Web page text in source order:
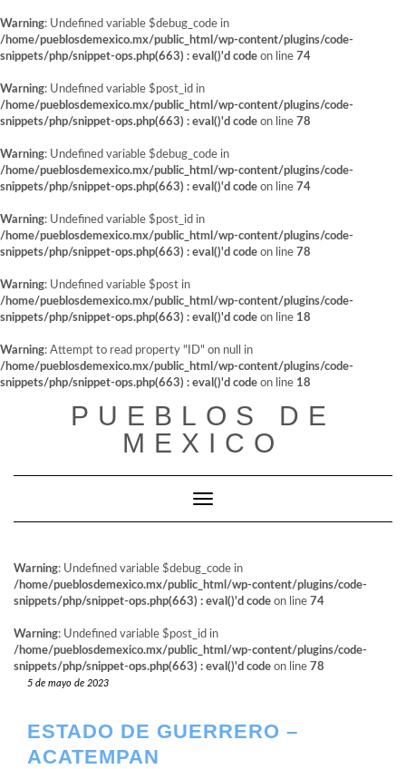
Warning: Undefined variable $debug_code in
/home/pueblosdemexico.mx/public_html/wp-content/plugins/code-
snippets/php/snippet-ops.php(663) : eval()'d code on line 74
Warning: Undefined variable $post_id in
/home/pueblosdemexico.mx/public_html/wp-content/plugins/code-
snippets/php/snippet-ops.php(663) : eval()'d code on line 78
Warning: Undefined variable $debug_code in
/home/pueblosdemexico.mx/public_html/wp-content/plugins/code-
snippets/php/snippet-ops.php(663) : eval()'d code on line 74
Warning: Undefined variable $post_id in
/home/pueblosdemexico.mx/public_html/wp-content/plugins/code-
snippets/php/snippet-ops.php(663) : eval()'d code on line 78
Warning: Undefined variable $post in
/home/pueblosdemexico.mx/public_html/wp-content/plugins/code-
snippets/php/snippet-ops.php(663) : eval()'d code on line 18
Warning: Attempt to read property "ID" on null in
/home/pueblosdemexico.mx/public_html/wp-content/plugins/code-
snippets/php/snippet-ops.php(663) : eval()'d code on line 18
PUEBLOS DE
MEXICO
Cambiar modo de navegación
Warning: Undefined variable $debug_code in
/home/pueblosdemexico.mx/public_html/wp-content/plugins/code-
snippets/php/snippet-ops.php(663) : eval()'d code on line 74
Warning: Undefined variable $post_id in
/home/pueblosdemexico.mx/public_html/wp-content/plugins/code-
snippets/php/snippet-ops.php(663) : eval()'d code on line 78
5 de mayo de 2023
ESTADO DE GUERRERO –
ACATEMPAN